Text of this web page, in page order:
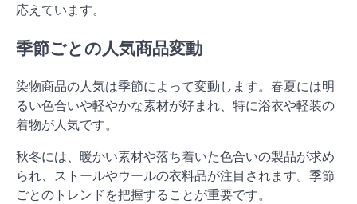
応えています。
季節ごとの人気商品変動
染物商品の人気は季節によって変動します。春夏には明
るい色合いや軽やかな素材が好まれ、特に浴衣や軽装の
着物が人気です。
秋冬には、暖かい素材や落ち着いた色合いの製品が求め
られ、ストールやウールの衣料品が注目されます。季節
ごとのトレンドを把握することが重要です。